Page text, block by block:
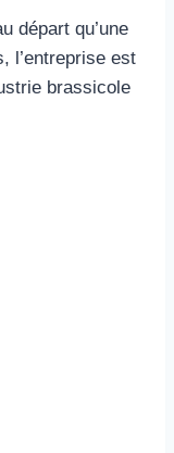
départ qu’une
l’entreprise est
brassicole